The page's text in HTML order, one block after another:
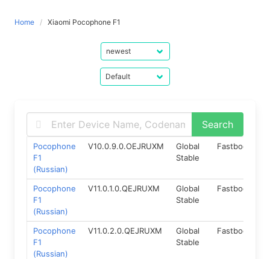
Home Xiaomi Pocophone F1
Pocophone
F1
(Russian)
V10.0.9.0.OEJRUXM
Global
Stable
Fastboot
Pocophone
F1
(Russian)
V11.0.1.0.QEJRUXM
Global
Stable
Fastboot
Pocophone
F1
(Russian)
V11.0.2.0.QEJRUXM
Global
Stable
Fastboot